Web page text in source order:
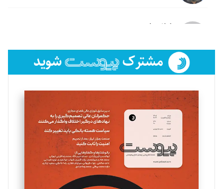
لیلا حنارود
فائزه فتحی رستمی
تحریریه
سروش کرمیان
تحریریه
مینا پاکدل